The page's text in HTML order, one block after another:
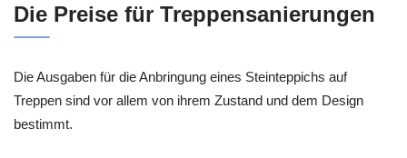
Die Preise für Treppensanierungen
Die Ausgaben für die Anbringung eines Steinteppichs auf
Treppen sind vor allem von ihrem Zustand und dem Design
bestimmt.